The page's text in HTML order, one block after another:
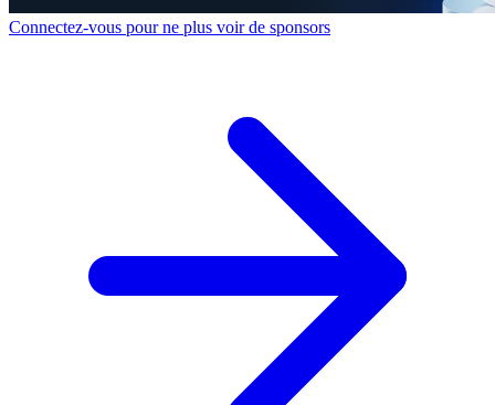
Connectez-vous pour ne plus voir de sponsors